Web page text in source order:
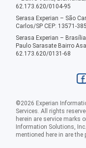
62.173.620/0104-95
Serasa Experian – São
Carlos/SP CEP: 13571-
Serasa Experian –
Paulo Sarasate Bairro
62.173.620/0131-68
©2026 Experian
Services. All rights
herein are service marks
Information Solutions,
mentioned here in are the